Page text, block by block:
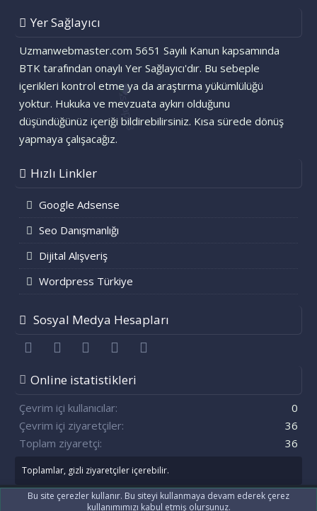
Yer Sağlayıcı
Uzmanwebmaster.com 5651 Sayılı Kanun kapsamında
BTK tarafından onaylı Yer Sağlayıcı'dır. Bu sebeple
içerikleri kontrol etme ya da araştırma yükümlülüğü
yoktur. Hukuka ve mevzuata aykırı olduğunu
düşündüğünüz içeriği bildirebilirsiniz. Kısa sürede dönüş
yapmaya çalışacağız.
Hızlı Linkler
Google Adsense
Seo Danışmanlığı
Dijital Alışveriş
Wordpress Türkiye
Sosyal Medya Hesapları
FacebookTwitter youtubeBize ulaşın
Online istatistikleri
Çevrim içi kullanıcılar
0
Çevrim içi ziyaretçiler
36
Toplam ziyaretçi
36
Toplamlar, gizli ziyaretçiler içerebilir.
Community platform by XenForo® © 2010-2021 XenForo Ltd.
Bu site çerezler kullanır. Bu siteyi kullanmaya devam ederek çerez
kullanımımızı kabul etmiş olursunuz.